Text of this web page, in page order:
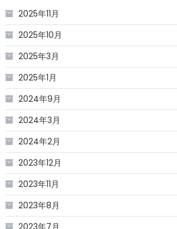
2025年11月
2025年10月
2025年3月
2025年1月
2024年9月
2024年3月
2024年2月
2023年12月
2023年11月
2023年8月
2023年7月